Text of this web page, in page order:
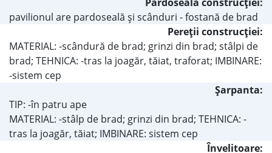
pavilionul are pardoseală şi scânduri - fostană de brad
Pereţii construcţiei:
MATERIAL: -scândură de brad; grinzi din brad; stâlpi de
brad; TEHNICA: -tras la joagăr, tăiat, traforat; IMBINARE:
-sistem cep
Şarpanta:
TIP: -în patru ape
MATERIAL: -stâlp de brad; grinzi din brad; TEHNICA: -
tras la joagăr, tăiat; IMBINARE: sistem cep
Învelitoare: